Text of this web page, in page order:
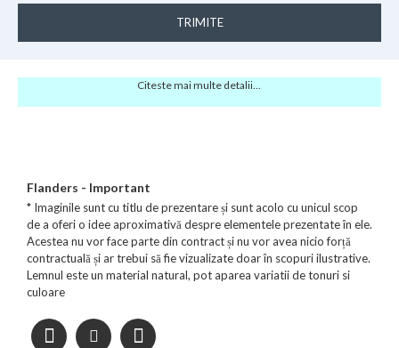
TRIMITE
Citeste mai multe detalii...
Flanders - Important
* Imaginile sunt cu titlu de prezentare și sunt acolo cu unicul scop
de a oferi o idee aproximativă despre elementele prezentate în ele.
Acestea nu vor face parte din contract și nu vor avea nicio forță
contractuală și ar trebui să fie vizualizate doar în scopuri ilustrative.
Lemnul este un material natural, pot aparea variatii de tonuri si
culoare